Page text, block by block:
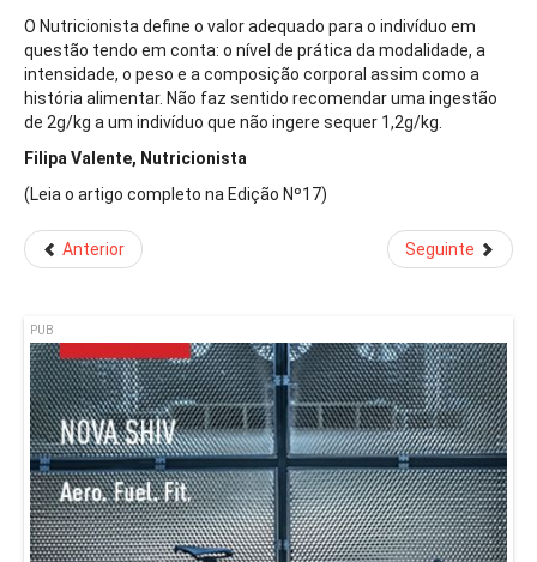
O Nutricionista define o valor adequado para o indivíduo em
questão tendo em conta: o nível de prática da modalidade, a
intensidade, o peso e a composição corporal assim como a
história alimentar. Não faz sentido recomendar uma ingestão
de 2g/kg a um indivíduo que não ingere sequer 1,2g/kg.
Filipa Valente, Nutricionista
(Leia o artigo completo na Edição Nº17)
Anterior Seguinte
PUB